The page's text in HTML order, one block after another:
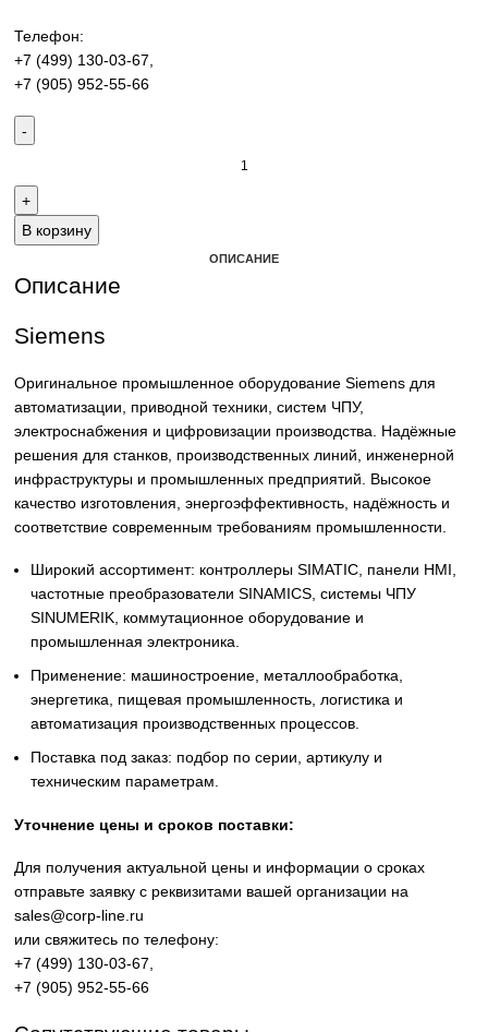
производственных линий и предприятий различных
Контакты:
Email:
+7 (499) 130-03-67
+7 (905) 952-55-66
В корзину
ОПИСАНИЕ
Описание
Siemens
Оригинальное промышленное оборудование Siemens
автоматизации, приводной техники, систем ЧПУ,
электроснабжения и цифровизации производства.
решения для станков, производственных линий,
инфраструктуры и промышленных предприятий.
качество изготовления, энергоэффективность,
соответствие современным требованиям
Широкий ассортимент: контроллеры SIMATIC, панели
SINUMERIK, коммутационное оборудование и
промышленная электроника.
Применение: машиностроение, металлообработка,
энергетика, пищевая промышленность, логистика и
автоматизация производственных процессов.
Поставка под заказ: подбор по серии, артикулу и